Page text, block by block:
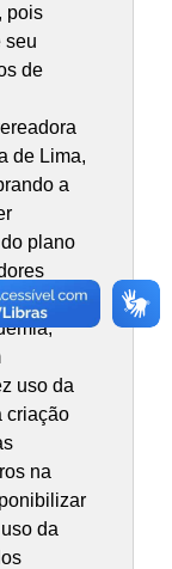
pois
seu
de
de Lima,
a
plano
fossem
uso da
criação
na
da